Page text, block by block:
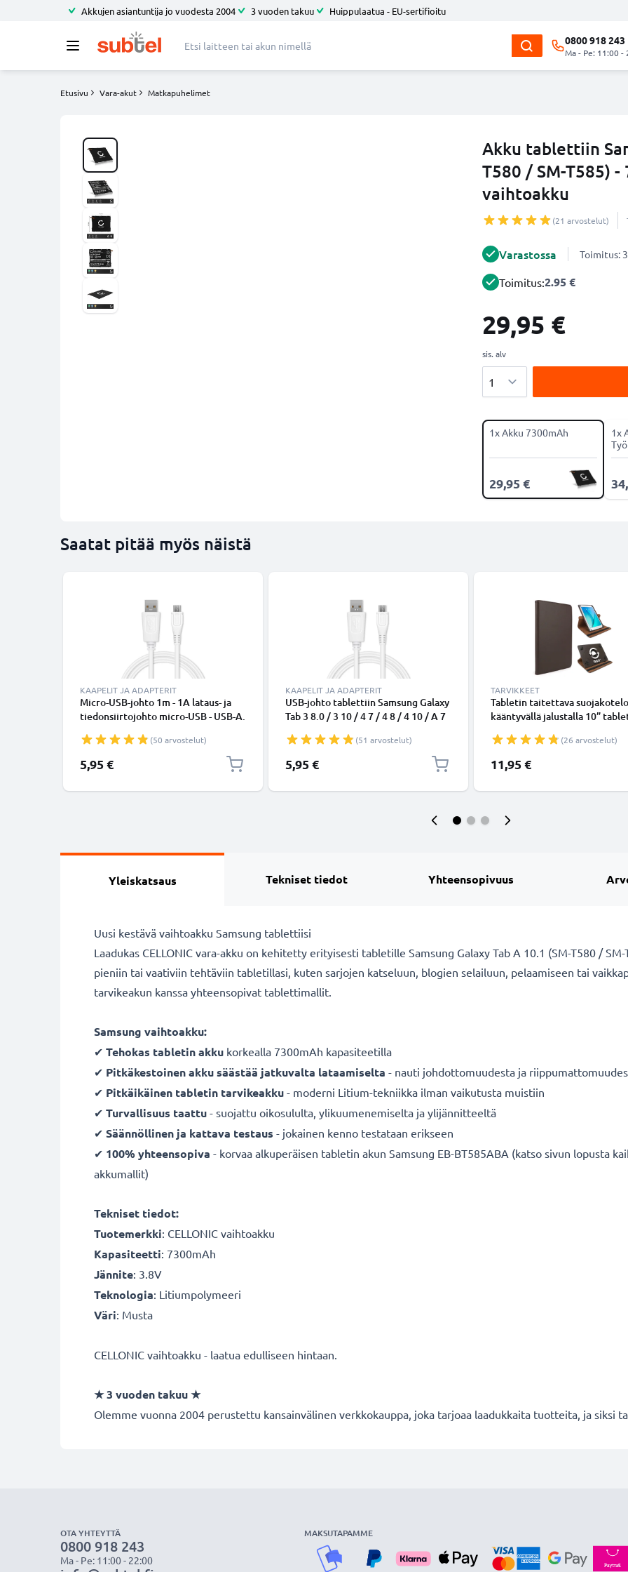
Akkujen asiantuntija jo vuodesta 2004 3 vuoden takuu Huippulaatua - EU-sertifioitu
0800 918 243
Ma - Pe: 11:00 -
Etusivu Vara-akut Matkapuhelimet
Akku tablettiin
T580 / SM-T585) -
vaihtoakku
(21 arvostelut)
Varastossa Toimitus:
Toimitus:2.95 €
29,95 €
sis. alv
1x Akku 7300mAh
29,95 €
1x
Saatat pitää myös näistä
KAAPELIT JA ADAPTERIT
Micro-USB-johto 1m - 1A lataus- ja
tiedonsiirtojohto micro-USB - USB-A.
(50 arvostelut)
5,95 €
KAAPELIT JA ADAPTERIT
USB-johto tablettiin Samsung Galaxy
Tab 3 8.0 / 3 10 / 4 7 / 4 8 / 4 10 / A 7
Galaxy Note 8.0 - Micro USB, 1m
latausjohto. Valkoinen PVC USB-
kaapeli
(51 arvostelut)
5,95 €
TARVIKKEET
Tabletin taitettava
kääntyvällä jalustalla 10”
kotelo tuotemerkiltä subtel
(26 arvostelut)
11,95 €
Yleiskatsaus Tekniset tiedot Yhteensopivuus
Uusi kestävä vaihtoakku Samsung tablettiisi
Laadukas CELLONIC vara-akku on kehitetty erityisesti tabletille Samsung Galaxy Tab A 10.1 (SM-T580 /
pieniin tai vaativiin tehtäviin tabletillasi, kuten sarjojen katseluun, blogien selailuun, pelaamiseen tai
tarvikeakun kanssa yhteensopivat tablettimallit.
Samsung vaihtoakku:
✔ Tehokas tabletin akku korkealla 7300mAh kapasiteetilla
✔ Pitkäkestoinen akku säästää jatkuvalta lataamiselta - nauti johdottomuudesta ja
✔ Pitkäikäinen tabletin tarvikeakku - moderni Litium-tekniikka ilman vaikutusta muistiin
✔ Turvallisuus taattu - suojattu oikosululta, ylikuumenemiselta ja ylijännitteeltä
✔ Säännöllinen ja kattava testaus - jokainen kenno testataan erikseen
✔ 100% yhteensopiva - korvaa alkuperäisen tabletin akun Samsung EB-BT585ABA (katso sivun lopusta
akkumallit)
Tekniset tiedot:
Tuotemerkki: CELLONIC vaihtoakku
Kapasiteetti: 7300mAh
Jännite: 3.8V
Teknologia: Litiumpolymeeri
Väri: Musta
CELLONIC vaihtoakku - laatua edulliseen hintaan.
★3 vuoden takuu★
Olemme vuonna 2004 perustettu kansainvälinen verkkokauppa, joka tarjoaa laadukkaita tuotteita, ja siksi
OTA YHTEYTTÄ
0800 918 243
Ma - Pe: 11:00 - 22:00
MAKSUTAPAMME